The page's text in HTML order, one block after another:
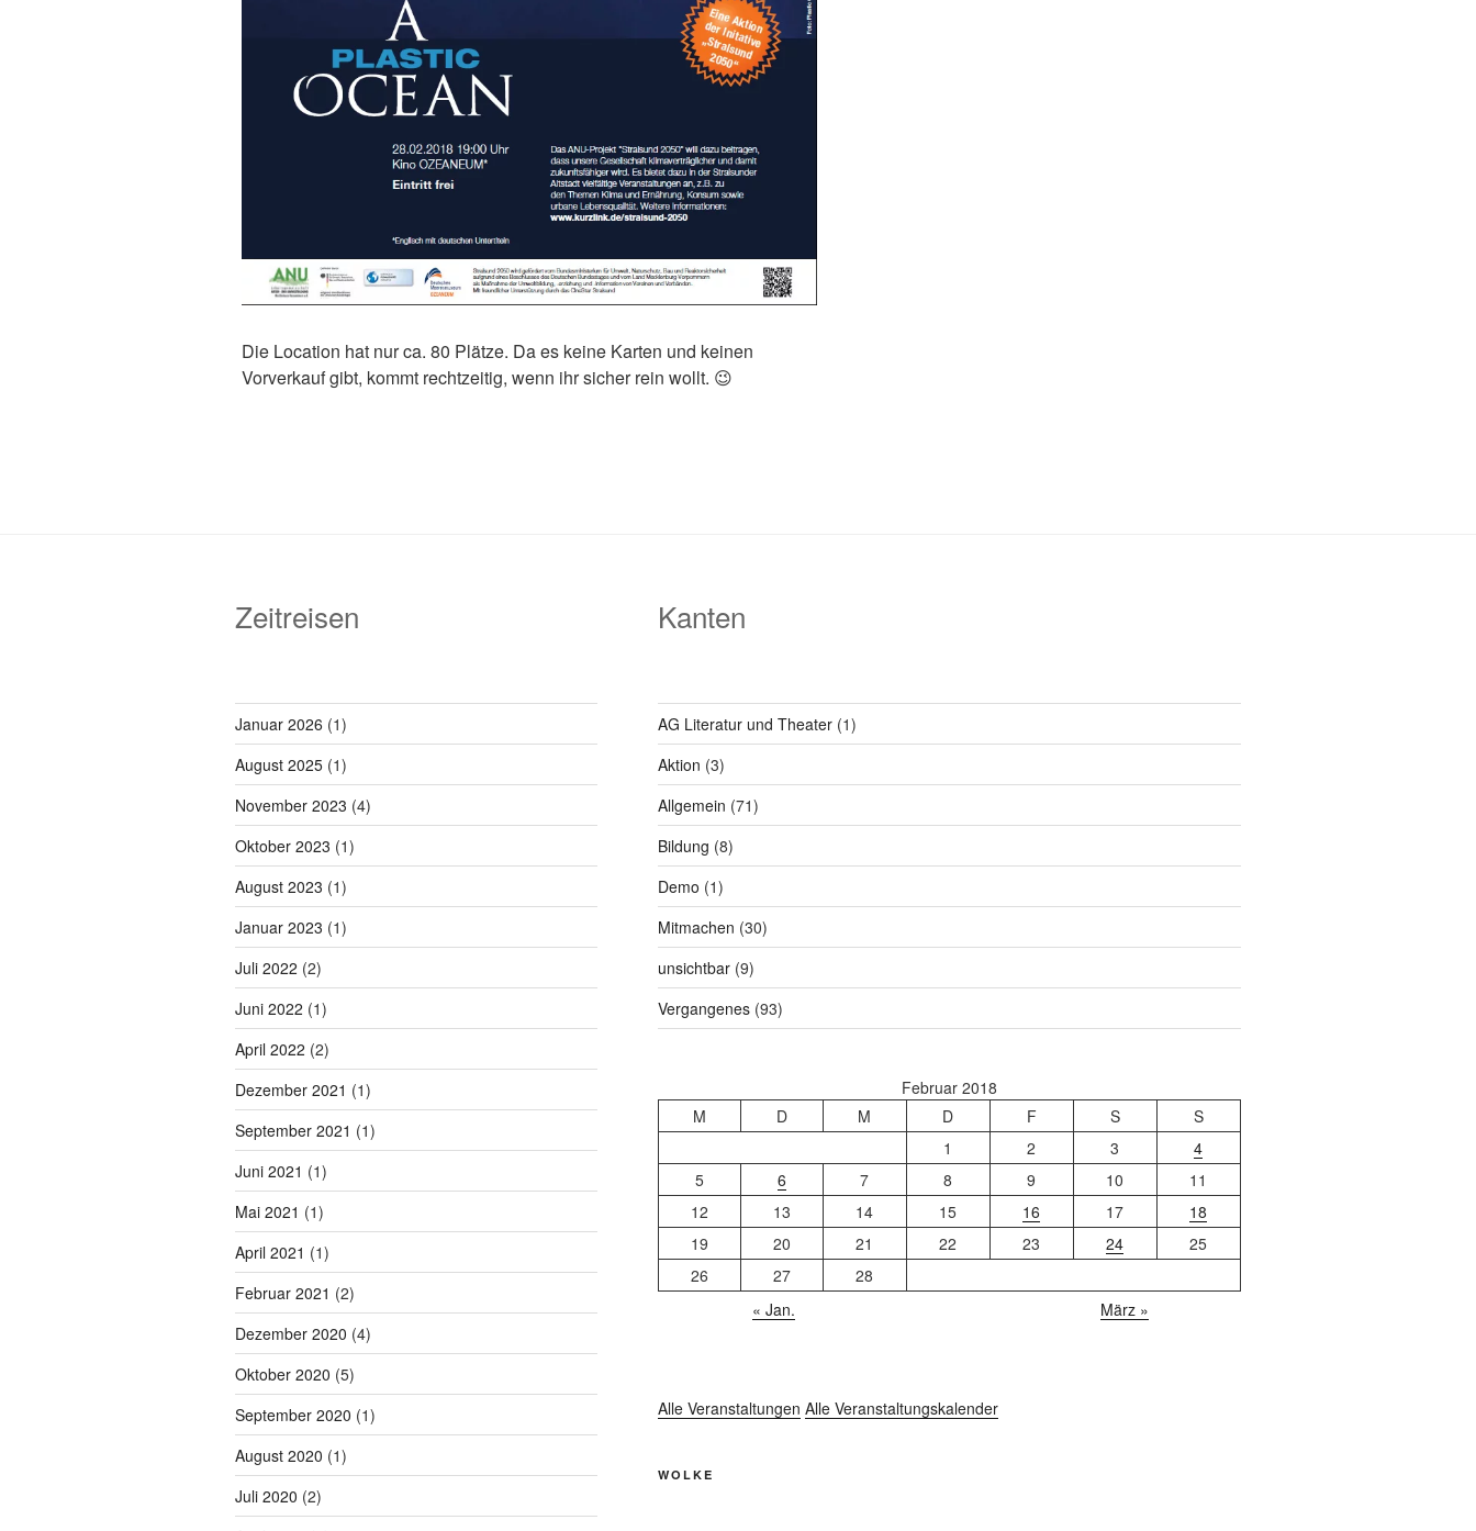
Die Location hat nur ca. 80 Plätze. Da es keine Karten und keinen
Vorverkauf gibt, kommt rechtzeitig, wenn ihr sicher rein wollt. 😉
Zeitreisen
Januar 2026 (1)
August 2025 (1)
November 2023 (4)
Oktober 2023 (1)
August 2023 (1)
Januar 2023 (1)
Juli 2022 (2)
Juni 2022 (1)
April 2022 (2)
Dezember 2021 (1)
September 2021 (1)
Juni 2021 (1)
Mai 2021 (1)
April 2021 (1)
Februar 2021 (2)
Dezember 2020 (4)
Oktober 2020 (5)
September 2020 (1)
August 2020 (1)
Juli 2020 (2)
Kanten
AG Literatur und Theater(1)
Aktion (3)
Allgemein (71)
Bildung (8)
Demo (1)
Mitmachen (30)
unsichtbar(9)
Vergangenes(93)
Februar 2018
M
D M D F S
S
1
2 3
4
5
6 7 8 9 10
11
12
13 14 15 16 17
18
19
20 21 22 23 24
25
26
27
28
« Jan.
März »
Alle Veranstaltungen Alle Veranstaltungskalender
WOLKE